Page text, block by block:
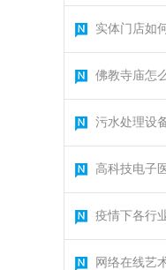
实体门店如
佛教寺庙怎
污水处理设
高科技电子
疫情下各行
网络在线艺